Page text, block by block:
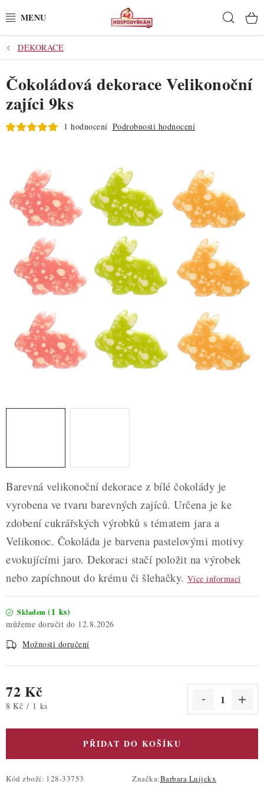
na
POTŘEBY
POMŮCKY
SUROVINY
PRO OSLAVY
DO KUCHYNĚ
ZDRAVÉ PEČENÍ
DÁRKOVÉ POUKAZY
TÉMATICKÉ PRODUKTY
PROFI BALENÍ
Hodnocení obchodu
Blog
Moje objednávka
Podmínky ochrany osobních údajů
DEKORACE
Barevná velikonoční dekorace z bílé čokolády je
vyrobena ve tvaru barevných zajíců. Určena je ke
zdobení cukrářských výrobků s tématem jara a
Velikonoc. Čokoláda je barvena pastelovými motivy
evokujícími jaro. Dekoraci stačí položit na výrobek
nebo zapíchnout do krému či šlehačky. Více informací
Skladem (1 ks)
12.8.2026
Možnosti doručení
72 Kč
Měrná cena:
8 Kč / 1 ks
PŘIDAT DO KOŠÍKU
Kód zboží: 128-33753 Značka:Barbara Luijckx
Čokoládová dekorace Velikonoční
zajíci 9ks
1 hodnocení Podrobnosti hodnocení